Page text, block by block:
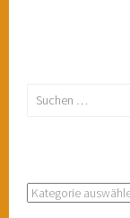
Suchen
Kategorien